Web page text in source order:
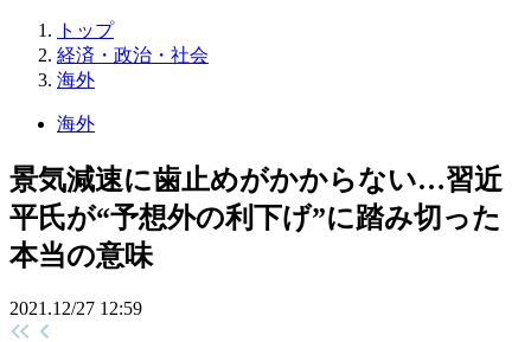
トップ
経済・政治・社会
海外
海外
景気減速に歯止めがかからない…習近
平氏が“予想外の利下げ”に踏み切った
本当の意味
2021.12/27 12:59